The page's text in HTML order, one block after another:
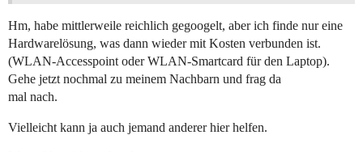
Hm, habe mittlerweile reichlich gegoogelt, aber ich finde nur eine
Hardwarelösung, was dann wieder mit Kosten verbunden ist.
(WLAN-Accesspoint oder WLAN-Smartcard für den Laptop).
Gehe jetzt nochmal zu meinem Nachbarn und frag da
mal nach.
Vielleicht kann ja auch jemand anderer hier helfen.